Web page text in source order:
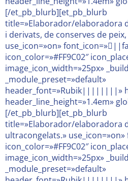
[/et_pb_blurb][et_pb_blurb
title=»Elaborador/elaboradora
i derivats, de conserves de
use_icon=»on»
icon_color=»#FF9C02″
image_icon_width=»25px»
_module_preset=»default»
header_font=»Rubik||||||||»
header_line_height=»1.4em»
[/et_pb_blurb][et_pb_blurb
title=»Elaborador/elaboradora
ultracongelats.»
icon_color=»#FF9C02″
image_icon_width=»25px»
_module_preset=»default»